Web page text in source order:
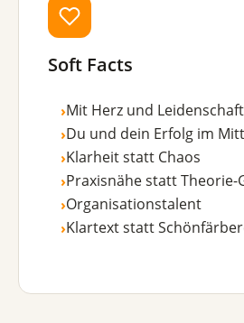
Soft Facts
›Mit Herz und
›Du und dein Erfolg im
›Klarheit statt Chaos
›Praxisnähe statt Theorie-
›Organisationstalent
›Klartext statt